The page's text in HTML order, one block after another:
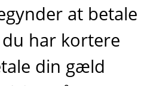
at betale
har kortere
din gæld